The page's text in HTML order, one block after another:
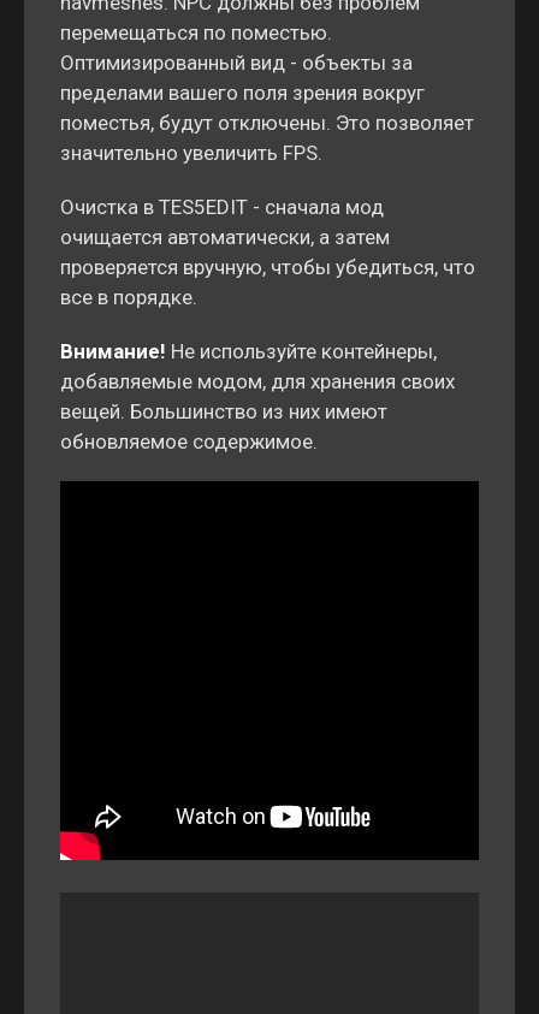
перемещаться по поместью.
Оптимизированный вид - объекты за
пределами вашего поля зрения вокруг
поместья, будут отключены. Это позволяет
значительно увеличить FPS.
Очистка в TES5EDIT - сначала мод
очищается автоматически, а затем
проверяется вручную, чтобы убедиться, что
все в порядке.
Внимание! Не используйте контейнеры,
добавляемые модом, для хранения своих
вещей. Большинство из них имеют
обновляемое содержимое.